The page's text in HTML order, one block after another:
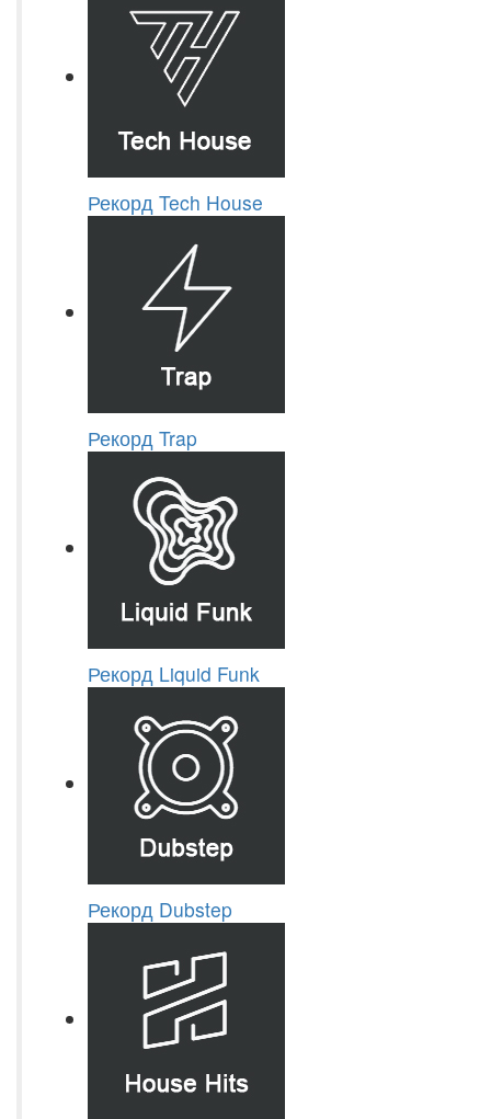
Рекорд Tech House
Рекорд Trap
Рекорд Liquid Funk
Рекорд Dubstep